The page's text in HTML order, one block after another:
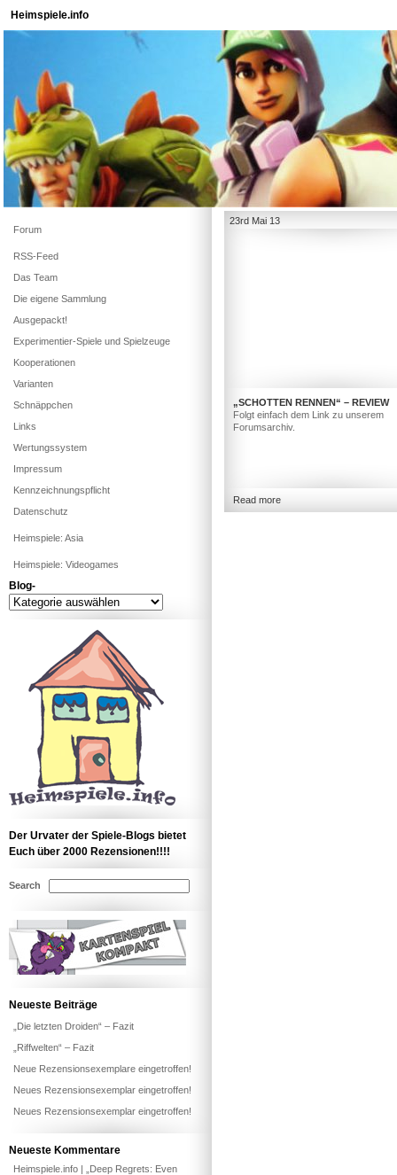
Heimspiele.info
23rd Mai 13
„SCHOTTEN RENNEN“ – REVIEW
Folgt einfach dem Link zu unserem
Forumsarchiv.
Read more
Forum
RSS-Feed
Das Team
Die eigene Sammlung
Ausgepackt!
Experimentier-Spiele und Spielzeuge
Kooperationen
Varianten
Schnäppchen
Links
Wertungssystem
Impressum
Kennzeichnungspflicht
Datenschutz
Heimspiele: Asia
Heimspiele: Videogames
Blog-
Blog-
Der Urvater der Spiele-Blogs bietet
Euch über 2000 Rezensionen!!!!
Search
Neueste Beiträge
„Die letzten Droiden“ – Fazit
„Riffwelten“ – Fazit
Neue Rezensionsexemplare eingetroffen!
Neues Rezensionsexemplar eingetroffen!
Neues Rezensionsexemplar eingetroffen!
Neueste Kommentare
Heimspiele.info | „Deep Regrets: Even